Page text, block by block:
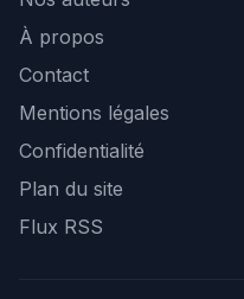
À propos
Contact
Mentions légales
Confidentialité
Plan du site
Flux RSS